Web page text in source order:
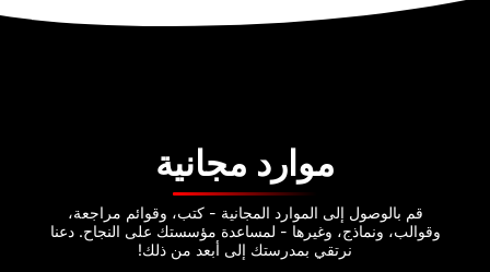
موارد مجانية
قم بالوصول إلى الموارد المجانية - كتب، وقوائم مراجعة،
وقوالب، ونماذج، وغيرها - لمساعدة مؤسستك على النجاح. دعنا
نرتقي بمدرستك إلى أبعد من ذلك!